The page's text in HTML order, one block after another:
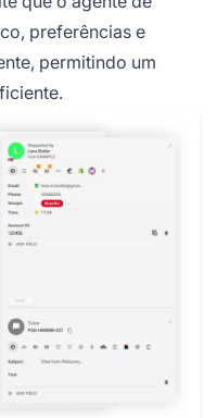
preferências e
permitindo um